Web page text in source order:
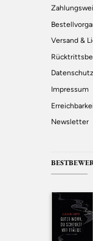
Versand &
Datenschutz
Impressum
Newsletter